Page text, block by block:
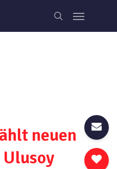
search
Menu
neuen